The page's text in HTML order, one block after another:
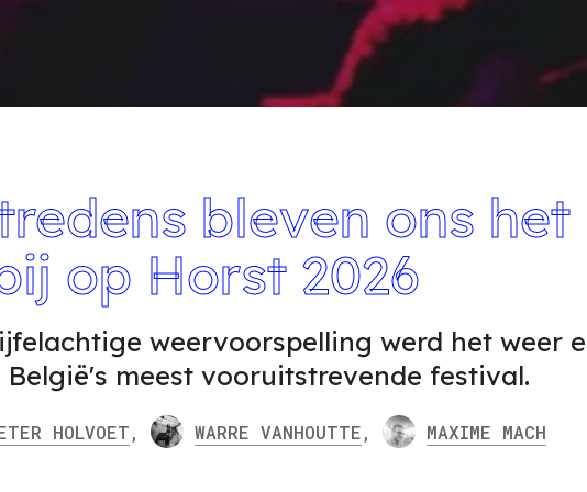
bleven ons het
op Horst 2026
weervoorspelling werd het weer
meest vooruitstrevende festival.
HOLVOET, WARRE VANHOUTTE, MAXIME MACH